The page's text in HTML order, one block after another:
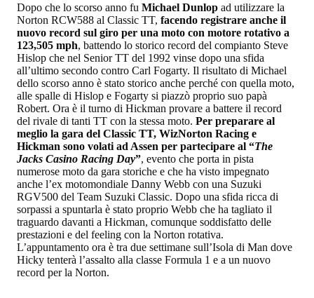
Dopo che lo scorso anno fu Michael Dunlop ad utilizzare la
Norton RCW588 al Classic TT, facendo registrare anche il
nuovo record sul giro per una moto con motore rotativo a
123,505 mph, battendo lo storico record del compianto Steve
Hislop che nel Senior TT del 1992 vinse dopo una sfida
all’ultimo secondo contro Carl Fogarty. Il risultato di Michael
dello scorso anno è stato storico anche perché con quella moto,
alle spalle di Hislop e Fogarty si piazzò proprio suo papà
Robert. Ora è il turno di Hickman provare a battere il record
del rivale di tanti TT con la stessa moto. Per preparare al
meglio la gara del Classic TT, WizNorton Racing e
Hickman sono volati ad Assen per partecipare al “The
Jacks Casino Racing Day”, evento che porta in pista
numerose moto da gara storiche e che ha visto impegnato
anche l’ex motomondiale Danny Webb con una Suzuki
RGV500 del Team Suzuki Classic. Dopo una sfida ricca di
sorpassi a spuntarla è stato proprio Webb che ha tagliato il
traguardo davanti a Hickman, comunque soddisfatto delle
prestazioni e del feeling con la Norton rotativa.
L’appuntamento ora è tra due settimane sull’Isola di Man dove
Hicky tenterà l’assalto alla classe Formula 1 e a un nuovo
record per la Norton.